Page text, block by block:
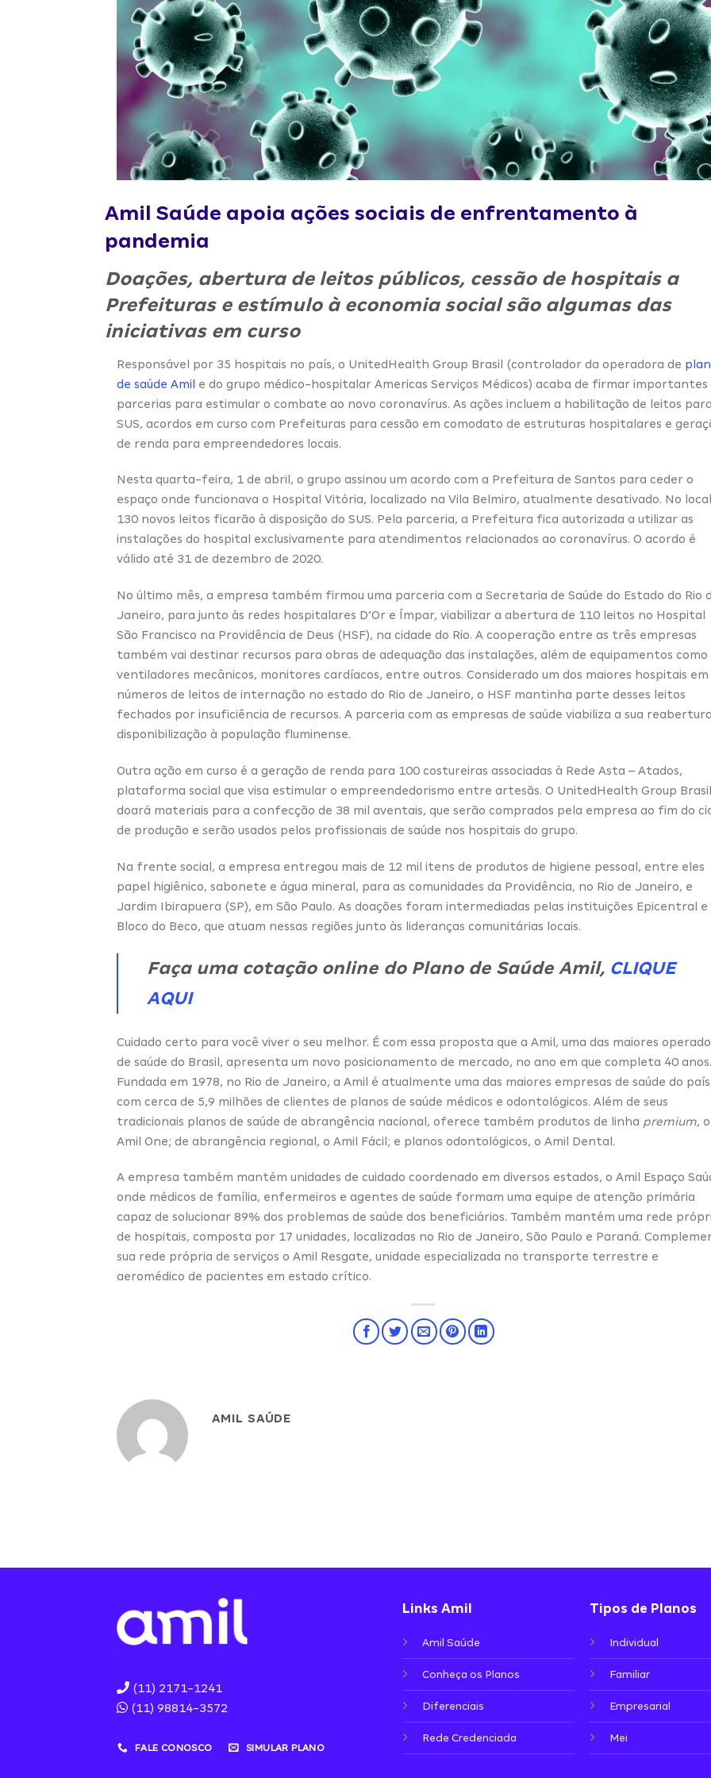
Amil Saúde apoia ações sociais de enfrentamento à
pandemia
Doações, abertura de leitos públicos, cessão de hospitais a
Prefeituras e estímulo à economia social são algumas das
iniciativas em curso
Responsável por 35 hospitais no país, o UnitedHealth Group Brasil (controlador da operadora de
de saúde Amil
e do grupo médico-hospitalar Americas Serviços Médicos) acaba de firmar importantes
parcerias para estimular o combate ao novo coronavírus. As ações incluem a habilitação de leitos
SUS, acordos em curso com Prefeituras para cessão em comodato de estruturas hospitalares e
de renda para empreendedores locais.
Nesta quarta-feira, 1 de abril, o grupo assinou um acordo com a Prefeitura de Santos para ceder o
espaço onde funcionava o Hospital Vitória, localizado na Vila Belmiro, atualmente desativado. No
130 novos leitos ficarão à disposição do SUS. Pela parceria, a Prefeitura fica autorizada a utilizar as
instalações do hospital exclusivamente para atendimentos relacionados ao coronavírus. O acordo é
válido até 31 de dezembro de 2020.
No último mês, a empresa também firmou uma parceria com a Secretaria de Saúde do Estado do Rio
Janeiro, para junto às redes hospitalares D’Or e Ímpar, viabilizar a abertura de 110 leitos no Hospital
São Francisco na Providência de Deus (HSF), na cidade do Rio. A cooperação entre as três empresas
também vai destinar recursos para obras de adequação das instalações, além de equipamentos como
ventiladores mecânicos, monitores cardíacos, entre outros. Considerado um dos maiores hospitais em
números de leitos de internação no estado do Rio de Janeiro, o HSF mantinha parte desses leitos
fechados por insuficiência de recursos. A parceria com as empresas de saúde viabiliza a sua
disponibilização à população fluminense.
Outra ação em curso é a geração de renda para 100 costureiras associadas à Rede Asta – Atados,
plataforma social que visa estimular o empreendedorismo entre artesãs. O UnitedHealth Group Brasil
doará materiais para a confecção de 38 mil aventais, que serão comprados pela empresa ao fim do
de produção e serão usados pelos profissionais de saúde nos hospitais do grupo.
Na frente social, a empresa entregou mais de 12 mil itens de produtos de higiene pessoal, entre eles
papel higiênico, sabonete e água mineral, para as comunidades da Providência, no Rio de Janeiro, e
Jardim Ibirapuera (SP), em São Paulo. As doações foram intermediadas pelas instituições Epicentral e
Bloco do Beco, que atuam nessas regiões junto às lideranças comunitárias locais.
Faça uma cotação online do Plano de Saúde Amil, CLIQUE
AQUI
Cuidado certo para você viver o seu melhor. É com essa proposta que a Amil, uma das maiores
de saúde do Brasil, apresenta um novo posicionamento de mercado, no ano em que completa 40 anos.
Fundada em 1978, no Rio de Janeiro, a Amil é atualmente uma das maiores empresas de saúde do
com cerca de 5,9 milhões de clientes de planos de saúde médicos e odontológicos. Além de seus
tradicionais planos de saúde de abrangência nacional, oferece também produtos de linha premium, o
Amil One; de abrangência regional, o Amil Fácil; e planos odontológicos, o Amil Dental.
A empresa também mantém unidades de cuidado coordenado em diversos estados, o Amil Espaço
onde médicos de família, enfermeiros e agentes de saúde formam uma equipe de atenção primária
capaz de solucionar 89% dos problemas de saúde dos beneficiários. Também mantém uma rede
de hospitais, composta por 17 unidades, localizadas no Rio de Janeiro, São Paulo e Paraná.
sua rede própria de serviços o Amil Resgate, unidade especializada no transporte terrestre e
aeromédico de pacientes em estado crítico.
AMIL SAÚDE
(11) 2171-1241
(11) 98814-3572
FALE CONOSCO SIMULAR PLANO
Links Amil
Amil Saúde
Conheça os Planos
Diferenciais
Rede Credenciada
Tipos de Planos
Individual
Familiar
Empresarial
Mei